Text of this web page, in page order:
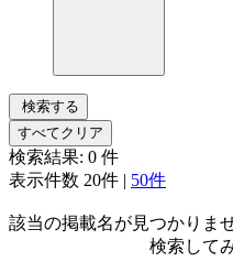
検索する
すべてクリア
検索結果: 0 件
表示件数 20件 | 50件
該当の掲載名が見つかりま
検索して